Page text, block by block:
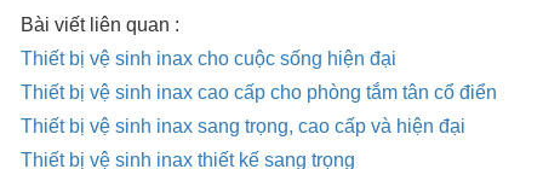
Bài viết liên quan :
Thiết bị vệ sinh inax cho cuộc sống hiện đại
Thiết bị vệ sinh inax cao cấp cho phòng tắm tân cổ điển
Thiết bị vệ sinh inax sang trọng, cao cấp và hiện đại
Thiết bị vệ sinh inax thiết kế sang trọng